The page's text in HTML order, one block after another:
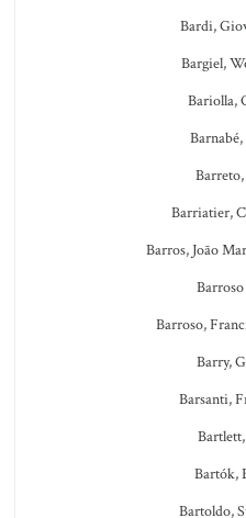
Bardi,
Bargiel,
Bariolla,
Barriatier,
Barros, João
Barroso,
Barry,
Barsanti,
Bartók,
Bartoldo,